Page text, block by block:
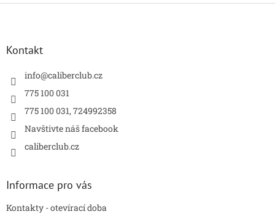
Z
Kontakt
info@caliberclub.cz
775 100 031
775 100 031, 724992358
Navštivte náš facebook
caliberclub.cz
Informace pro vás
Kontakty - otevírací doba